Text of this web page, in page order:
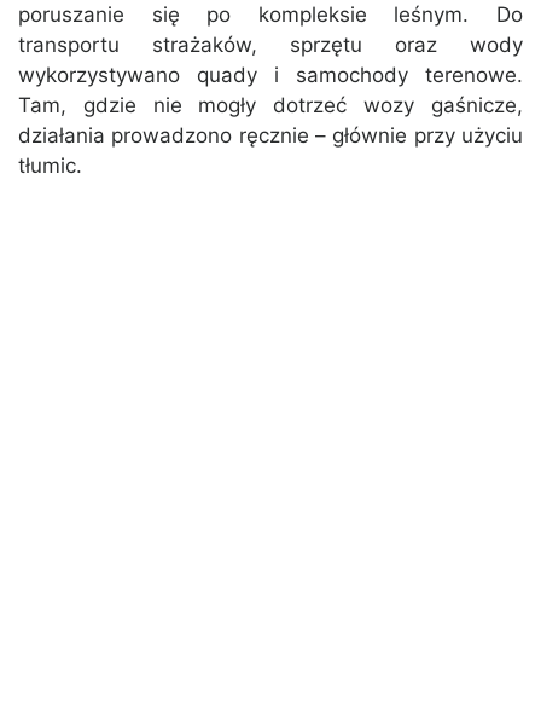
poruszanie się po kompleksie leśnym. Do
transportu strażaków, sprzętu oraz wody
wykorzystywano quady i samochody terenowe.
Tam, gdzie nie mogły dotrzeć wozy gaśnicze,
działania prowadzono ręcznie – głównie przy użyciu
tłumic.